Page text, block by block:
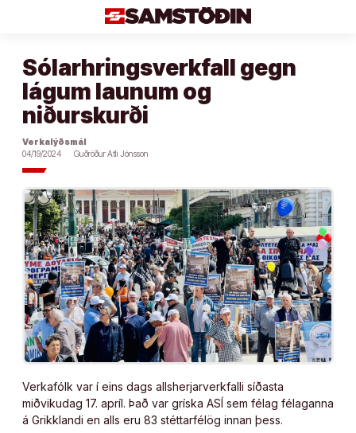
Sólarhringsverkfall gegn
lágum launum og
niðurskurði
Verkalýðsmál
04/19/2024
Guðröður Atli Jónsson
Verkafólk var í eins dags allsherjarverkfalli síðasta
miðvikudag 17. apríl. Það var gríska ASÍ sem félag félaganna
á Grikklandi en alls eru 83 stéttarfélög innan þess.